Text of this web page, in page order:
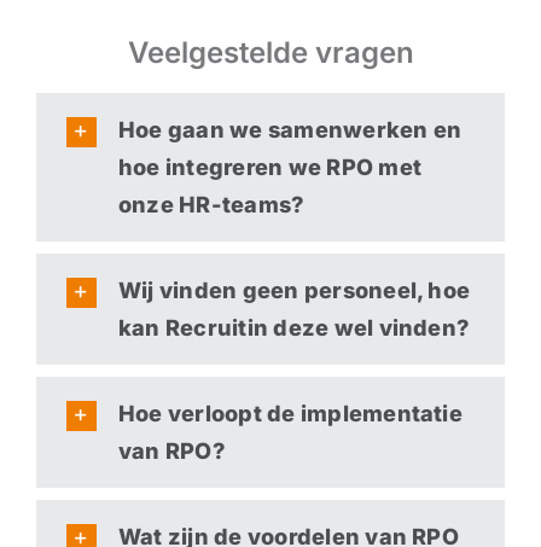
Veelgestelde vragen
Hoe gaan we samenwerken en
hoe integreren we RPO met
onze HR-teams?
Wij vinden geen personeel, hoe
kan Recruitin deze wel vinden?
Hoe verloopt de implementatie
van RPO?
Wat zijn de voordelen van RPO